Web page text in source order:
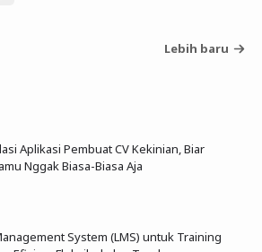
Lebih baru
Aplikasi Pembuat CV Kekinian, Biar
Nggak Biasa-Biasa Aja
System (LMS) untuk Training